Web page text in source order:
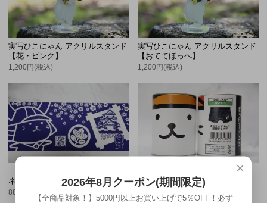
実写ひこにゃん アクリルスタンド
【花・ピンク】
1,200円(税込)
実写ひこにゃん アクリルスタンド
【おててほっぺ】
1,200円(税込)
ネイビー【35㎝×90㎝】
880円(税込)
ひこにゃん 缶パンツ 【迷彩ブル
ー】
1,980円(税込)
×
2026年8月クーポン(期間限定)
【全商品対象！】5000円以上お買い上げで5％OFF！必ず